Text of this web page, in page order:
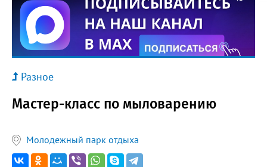
Разное
Мастер-класс по мыловарению
Молодежный парк отдыха